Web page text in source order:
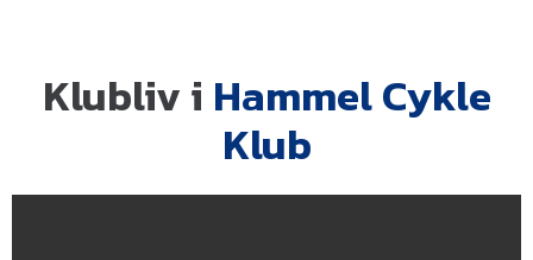
Klubliv i Hammel Cykle
Klub